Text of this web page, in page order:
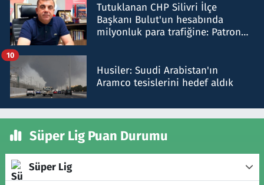
Tutuklanan CHP Silivri İlçe
Başkanı Bulut'un hesabında
milyonluk para trafiğine: Patron
Husiler: Suudi Arabistan'ın
Aramco tesislerini hedef aldık
10
Süper Lig Puan Durumu
Süper Lig